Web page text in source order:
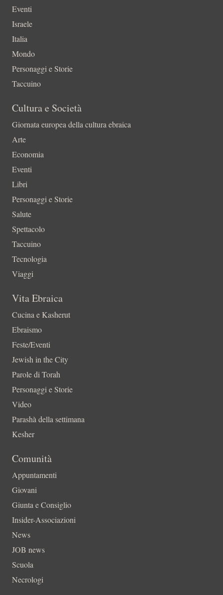
Eventi
Israele
Italia
Mondo
Personaggi e Storie
Taccuino
Cultura e Società
Giornata europea della cultura ebraica
Arte
Economia
Eventi
Libri
Personaggi e Storie
Salute
Spettacolo
Taccuino
Tecnologia
Viaggi
Vita Ebraica
Cucina e Kasherut
Ebraismo
Feste/Eventi
Jewish in the City
Parole di Torah
Personaggi e Storie
Video
Parashà della settimana
Kesher
Comunità
Appuntamenti
Giovani
Giunta e Consiglio
Insider-Associazioni
News
JOB news
Scuola
Necrologi